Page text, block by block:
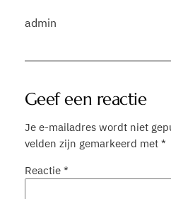
admin
Geef een reactie
Je e-mailadres wordt niet
velden zijn gemarkeerd met *
Reactie *